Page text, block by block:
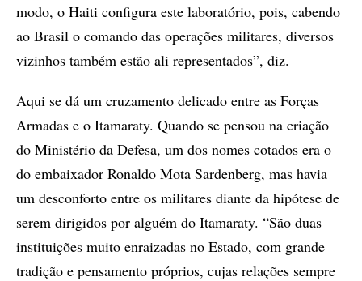
modo, o Haiti configura este laboratório, pois, cabendo
ao Brasil o comando das operações militares, diversos
vizinhos também estão ali representados”, diz.
Aqui se dá um cruzamento delicado entre as Forças
Armadas e o Itamaraty. Quando se pensou na criação
do Ministério da Defesa, um dos nomes cotados era o
do embaixador Ronaldo Mota Sardenberg, mas havia
um desconforto entre os militares diante da hipótese de
serem dirigidos por alguém do Itamaraty. “São duas
instituições muito enraizadas no Estado, com grande
tradição e pensamento próprios, cujas relações sempre